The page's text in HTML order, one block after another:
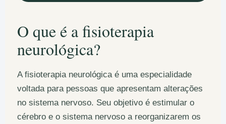
O que é a fisioterapia
neurológica?
A fisioterapia neurológica é uma especialidade
voltada para pessoas que apresentam alterações
no sistema nervoso. Seu objetivo é estimular o
cérebro e o sistema nervoso a reorganizarem os